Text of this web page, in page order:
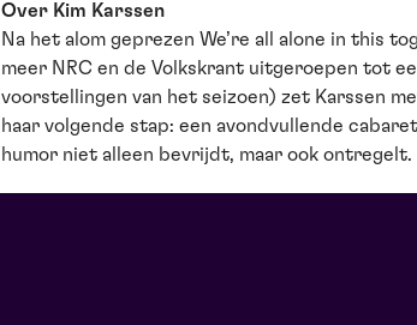
Over Kim Karssen
Na het alom geprezen We’re all alone in this
meer NRC en de Volkskrant uitgeroepen tot
voorstellingen van het seizoen) zet Karssen
haar volgende stap: een avondvullende
humor niet alleen bevrijdt, maar ook ontregelt.